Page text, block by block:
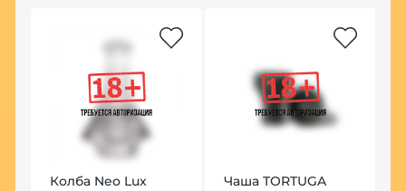
Колба Neo Lux
Чаша TORTUGA